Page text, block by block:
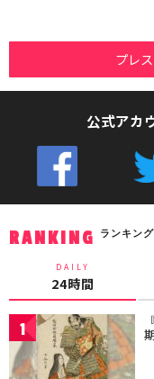
プレ
公式アカ
RANKING ランキング
DAILY
24時間
1